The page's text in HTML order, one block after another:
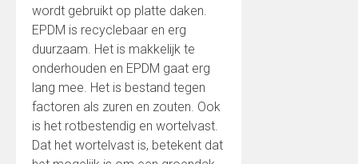
wordt gebruikt op platte daken.
EPDM is recyclebaar en erg
duurzaam. Het is makkelijk te
onderhouden en EPDM gaat erg
lang mee. Het is bestand tegen
factoren als zuren en zouten. Ook
is het rotbestendig en wortelvast.
Dat het wortelvast is, betekent dat